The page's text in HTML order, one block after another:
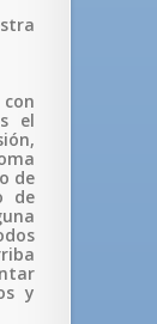
el
de
de
y